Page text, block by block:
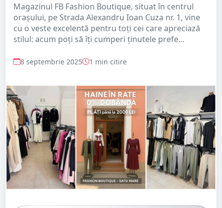
Magazinul FB Fashion Boutique, situat în centrul
orașului, pe Strada Alexandru Ioan Cuza nr. 1, vine
cu o veste excelentă pentru toți cei care apreciază
stilul: acum poți să îți cumperi ținutele prefe...
8 septembrie 2025 1 min citire